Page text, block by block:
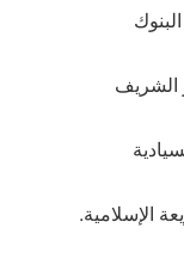
الشريف
الإسلامية.